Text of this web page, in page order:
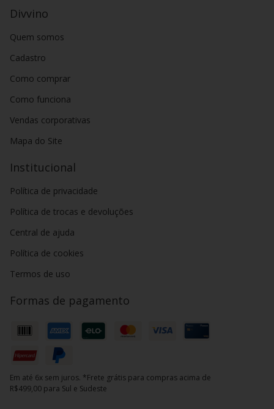
Divvino
Quem somos
Cadastro
Como comprar
Como funciona
Vendas corporativas
Mapa do Site
Institucional
Política de privacidade
Política de trocas e devoluções
Central de ajuda
Política de cookies
Termos de uso
Formas de pagamento
Em até 6x sem juros. *Frete grátis para compras acima de
R$499,00 para Sul e Sudeste